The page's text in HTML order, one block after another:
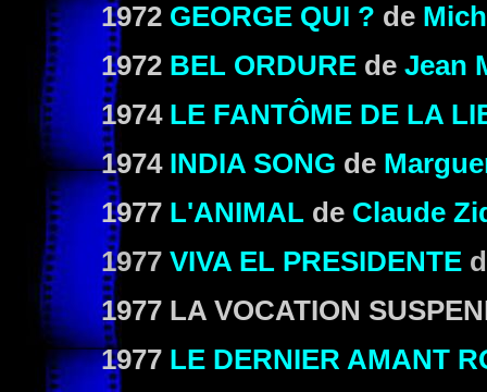
1972 GEORGE QUI ? de
1972 BEL ORDURE de Jean
1974 LE FANTÔME DE LA
1974 INDIA SONG de
1977 L'ANIMAL de Claude
1977 VIVA EL PRESIDENTE
1977 LA VOCATION
1977 LE DERNIER AMANT